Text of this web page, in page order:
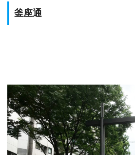
釜座通